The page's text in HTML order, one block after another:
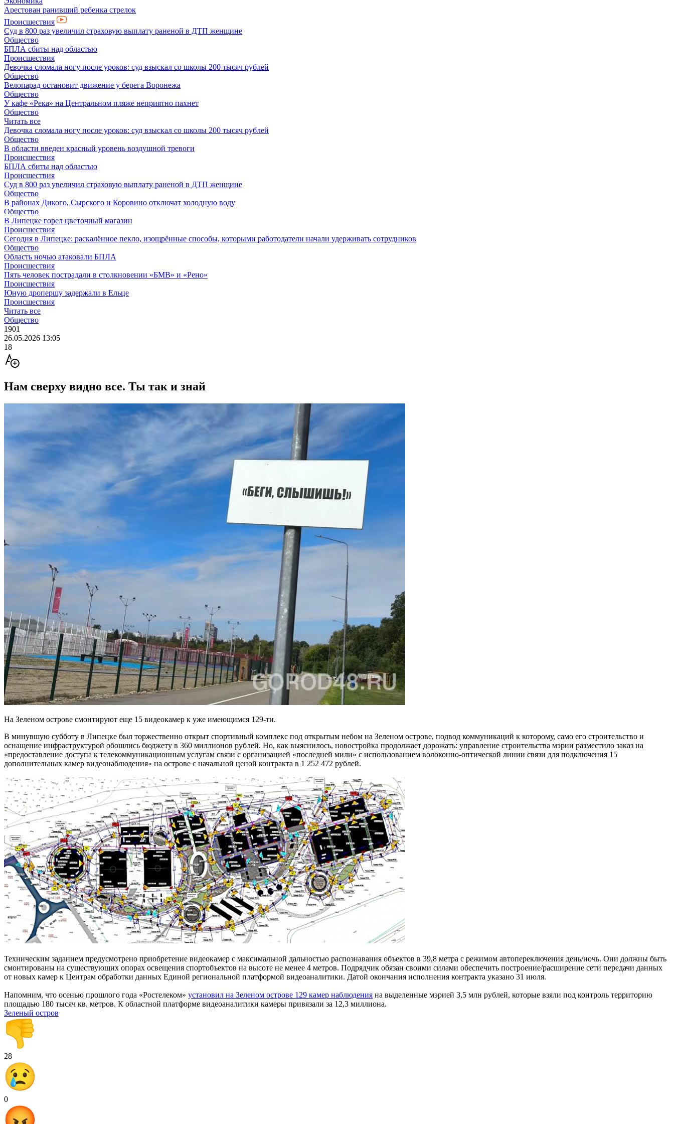
Арестован ранивший ребенка стрелок
Происшествия
Суд в 800 раз увеличил страховую выплату раненой в ДТП женщине
Общество
БПЛА сбиты над областью
Происшествия
Девочка сломала ногу после уроков: суд взыскал со школы 200 тысяч рублей
Общество
Велопарад остановит движение у берега Воронежа
Общество
У кафе «Река» на Центральном пляже неприятно пахнет
Общество
Читать все
Девочка сломала ногу после уроков: суд взыскал со школы 200 тысяч рублей
Общество
В области введен красный уровень воздушной тревоги
Происшествия
БПЛА сбиты над областью
Происшествия
Суд в 800 раз увеличил страховую выплату раненой в ДТП женщине
Общество
В районах Дикого, Сырского и Коровино отключат холодную воду
Общество
В Липецке горел цветочный магазин
Происшествия
Сегодня в Липецке: раскалённое пекло, изощрённые способы, которыми работодатели начали удерживать сотрудников
Общество
Область ночью атаковали БПЛА
Происшествия
Пять человек пострадали в столкновении «БМВ» и «Рено»
Происшествия
Юную дропершу задержали в Ельце
Происшествия
Читать все
Общество
1901
26.05.2026 13:05
18
Нам сверху видно все. Ты так и знай
На Зеленом острове смонтируют еще 15 видеокамер к уже имеющимся 129-ти.
В минувшую субботу в Липецке был торжественно открыт спортивный комплекс под открытым небом на Зеленом острове, подвод коммуникаций к которому, само его строительство и
оснащение инфраструктурой обошлись бюджету в 360 миллионов рублей. Но, как выяснилось, новостройка продолжает дорожать: управление строительства мэрии разместило заказ на
«предоставление доступа к телекоммуникационным услугам связи с организацией «последней мили» с использованием волоконно-оптической линии связи для подключения 15
дополнительных камер видеонаблюдения» на острове с начальной ценой контракта в 1 252 472 рублей.
Техническим заданием предусмотрено приобретение видеокамер с максимальной дальностью распознавания объектов в 39,8 метра с режимом автопереключения день/ночь. Они должны быть
смонтированы на существующих опорах освещения спортобъектов на высоте не менее 4 метров. Подрядчик обязан своими силами обеспечить построение/расширение сети передачи данных
от новых камер к Центрам обработки данных Единой региональной платформой видеоаналитики. Датой окончания исполнения контракта указано 31 июля.
Напомним, что осенью прошлого года «Ростелеком» установил на Зеленом острове 129 камер наблюдения на выделенные мэрией 3,5 млн рублей, которые взяли под контроль территорию
площадью 180 тысяч кв. метров. К областной платформе видеоаналитики камеры привязали за 12,3 миллиона.
Зеленый остров
28
0